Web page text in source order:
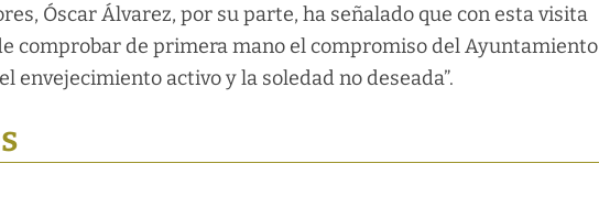
Óscar Álvarez, por su parte, ha señalado que con esta visita
comprobar de primera mano el compromiso del Ayuntamiento
envejecimiento activo y la soledad no deseada”.